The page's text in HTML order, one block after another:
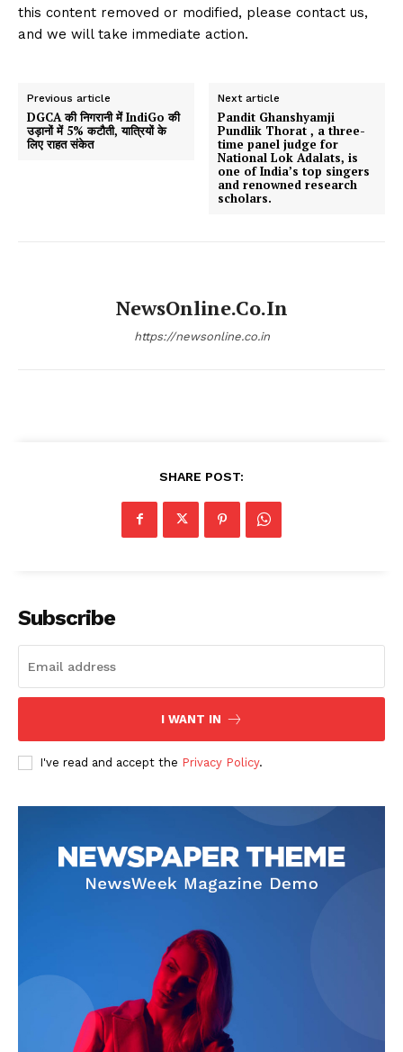
this content removed or modified, please contact us,
and we will take immediate action.
Previous article
DGCA की निगरानी में IndiGo की
उड़ानों में 5% कटौती, यात्रियों के
लिए राहत संकेत
Next article
Pandit Ghanshyamji
Pundlik Thorat , a three-
time panel judge for
National Lok Adalats, is
one of India’s top singers
and renowned research
scholars.
NewsOnline.co.in
https://newsonline.co.in
SHARE POST:
Subscribe
I WANT IN
I've read and accept the Privacy Policy.